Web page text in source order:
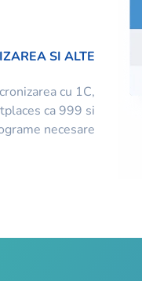
SI ALTE
cu 1C,
ca 999 si
necesare